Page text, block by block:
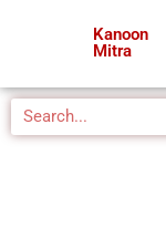
Kanoon
Mitra